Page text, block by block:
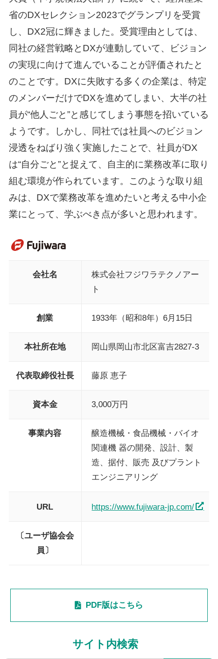
省のDXセレクション2023でグランプリを受賞
し、DX2冠に輝きました。受賞理由としては、
同社の経営戦略とDXが連動していて、ビジョン
の実現に向けて進んでいることが評価されたと
のことです。DXに失敗する多くの企業は、特定
のメンバーだけでDXを進めてしまい、大半の社
員が“他人ごと”と感じてしまう事態を招いている
ようです。しかし、同社では社員へのビジョン
浸透をねばり強く実施したことで、社員がDX
は“自分ごと”と捉えて、自主的に業務改革に取り
組む環境が作られています。このような取り組
みは、DXで業務改革を進めたいと考える中小企
業にとって、学ぶべき点が多いと思われます。
会社名
株式会社フジワラテクノアー
ト
創業 1933年（昭和8年）6月15日
本社所在地 岡山県岡山市北区富吉2827-3
代表取締役社長 藤原 恵子
資本金 3,000万円
事業内容
醸造機械・食品機械・バイオ
関連機 器の開発、設計、製
造、据付、販売 及びプラント
エンジニアリング
URL https://www.fujiwara-jp.com/
〔ユーザ協会会
員〕
PDF版はこちら
サイト内検索